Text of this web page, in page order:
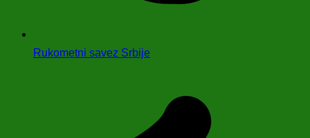
Rukometni savez Srbije